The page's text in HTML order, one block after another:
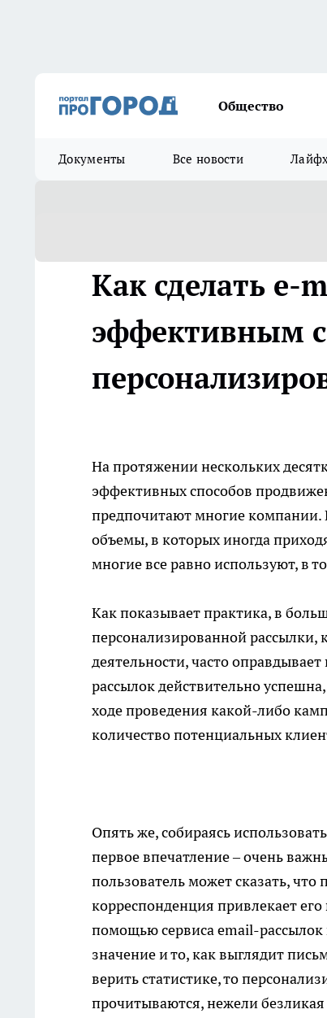
Общество
Документы Все новости
Как сделать e-
эффективным
На протяжении нескольких
эффективных способов
предпочитают многие компании.
объемы, в которых иногда
многие все равно используют, в
Как показывает практика, в
персонализированной рассылки,
деятельности, часто
рассылок действительно
ходе проведения какой-либо
количество потенциальных
Опять же, собираясь
первое впечатление – очень
пользователь может сказать,
корреспонденция привлекает
помощью сервиса email-рассылок
значение и то, как выглядит
верить статистике, то
прочитываются, нежели